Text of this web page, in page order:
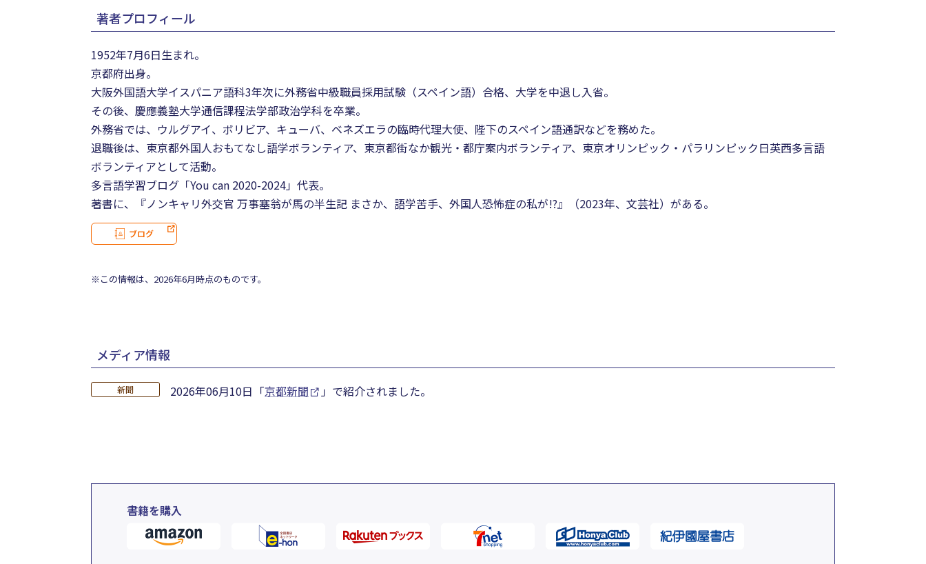
著者プロフィール
1952年7月6日生まれ。
京都府出身。
大阪外国語大学イスパニア語科3年次に外務省中級職員採用試験（スペイン語）合格、大学を中退し入省。
その後、慶應義塾大学通信課程法学部政治学科を卒業。
外務省では、ウルグアイ、ボリビア、キューバ、ベネズエラの臨時代理大使、陛下のスペイン語通訳などを務めた。
退職後は、東京都外国人おもてなし語学ボランティア、東京都街なか観光・都庁案内ボランティア、東京オリンピック・パラリンピック日英西多言語
ボランティアとして活動。
多言語学習ブログ「You can 2020-2024」代表。
著書に、『ノンキャリ外交官 万事塞翁が馬の半生記 まさか、語学苦手、外国人恐怖症の私が!?』（2023年、文芸社）がある。
ブログ
※この情報は、2026年6月時点のものです。
メディア情報
新聞 2026年06月10日 「京都新聞 」で紹介されました。
書籍を購入